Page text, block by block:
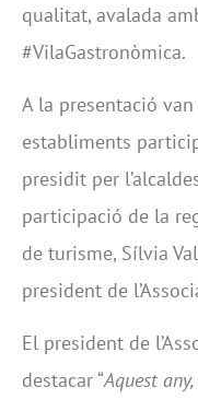
qualitat, avalada
#VilaGastronòmica.
A la presentació
establiments
presidit per
participació de la
de turisme, Sílvia
president de
El president de
destacar “Aquest